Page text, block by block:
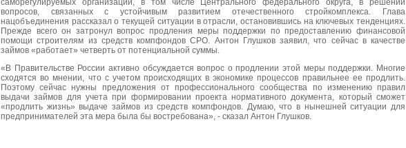
саморегулируемых организаций, в том числе Центрального федерального округа, в решении
вопросов, связанных с устойчивым развитием отечественного стройкомплекса. Глава
нацобъединения рассказал о текущей ситуации в отрасли, остановившись на ключевых тенденциях.
Прежде всего он затронул вопрос продления меры поддержки по предоставлению финансовой
помощи строителям из средств компфондов СРО. Антон Глушков заявил, что сейчас в качестве
займов «работает» четверть от потенциальной суммы.
«В Правительстве России активно обсуждается вопрос о продлении этой меры поддержки. Многие
сходятся во мнении, что с учетом происходящих в экономике процессов правильнее ее продлить.
Поэтому сейчас нужны предложения от профессионального сообщества по изменению правил
выдачи займов для учета при формировании проекта нормативного документа, который сможет
«продлить жизнь» выдаче займов из средств компфондов. Думаю, что в нынешней ситуации для
предпринимателей эта мера была бы востребована», - сказал Антон Глушков.